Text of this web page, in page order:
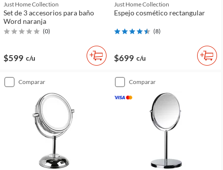
Just Home Collection
Set de 3 accesorios para baño
Word naranja
(0)
$599 c/u
Just Home Collection
Espejo cosmético rectangular
(8)
$699 c/u
comparar comparar